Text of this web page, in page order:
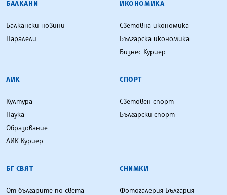
БАЛКАНИ
Балкански новини
Паралели
ИКОНОМИКА
Световна икономика
Българска икономика
Бизнес Куриер
ЛИК
Култура
Наука
Образование
ЛИК Куриер
СПОРТ
Световен спорт
Български спорт
БГ СВЯТ
От българите по света
СНИМКИ
Фотогалерия България